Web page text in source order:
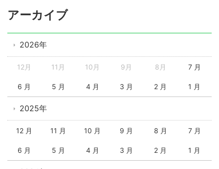
アーカイブ
2026年
12月 11月 10月 9月 8月 7 月
6 月 5 月 4 月 3 月 2 月 1 月
2025年
12 月 11 月 10 月 9 月 8 月 7 月
6 月 5 月 4 月 3 月 2 月 1 月